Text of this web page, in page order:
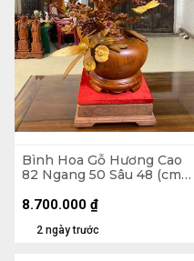
Bình Hoa Gỗ Hương Cao
82 Ngang 50 Sâu 48 (cm)
2 ngày trước
8.700.000 ₫